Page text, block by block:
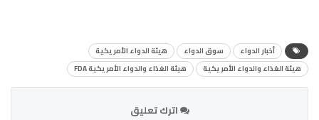
أخبار الدواء سوق الدواء
هيئة الدواء الأمريكية
هيئة الغذاء والدواء الأمريكية
هيئة الغذاء والدواء الأمريكية FDA
اترك تعليق